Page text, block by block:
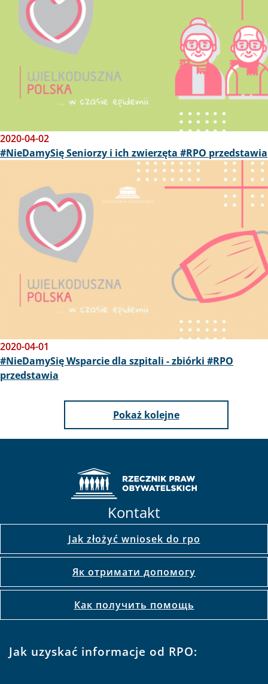
2020-04-02
#NieDamySię Seniorzy i ich zwierzęta #RPO przedstawia
2020-04-01
#NieDamySię Wsparcie dla szpitali - zbiórki #RPO
przedstawia
Pokaż kolejne
Kontakt
Jak złożyć wniosek do rpo
Як отримати допомогу
Как получить помощь
Jak uzyskać informacje od RPO: